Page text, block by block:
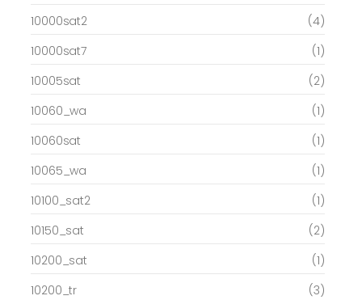
10000sat2
(4)
10000sat7
(1)
10005sat
(2)
10060_wa
(1)
10060sat
(1)
10065_wa
(1)
10100_sat2
(1)
10150_sat
(2)
10200_sat
(1)
10200_tr
(3)